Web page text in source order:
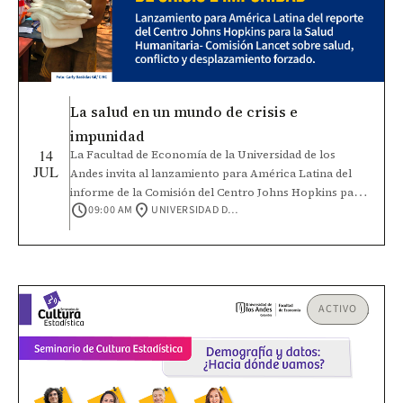
14
JUL
La salud en un mundo de crisis e
impunidad
La Facultad de Economía de la Universidad de los
Andes invita al lanzamiento para América Latina del
informe de la Comisión del Centro Johns Hopkins para
la Salud Humanitaria – Lancet sobre salud, conflicto y
dialogar sobre cómo fortalecer la protección de la
poblaciones afectadas por conflictos, violencia,
desplazamiento y otras crisis humanitarias. Conoce el
informe en el siguiente enlace: Salud en un mundo de
crisis e impunidad
schedule09:00 AM location_on UNIVERSIDAD DE LOS ANDES, CALLE 19A NO. 1 - 37 ESTE
ACTIVO